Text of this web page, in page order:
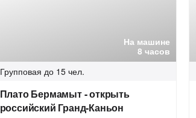
На машине
8 часов
Групповая до 15 чел.
Плато Бермамыт - открыть
российский Гранд-Каньон